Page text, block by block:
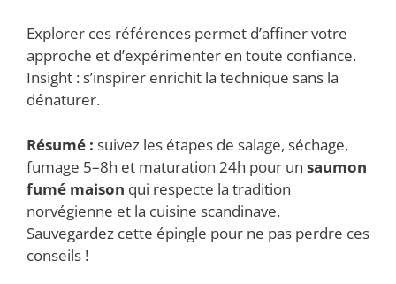
Explorer ces références permet d’affiner votre
approche et d’expérimenter en toute confiance.
Insight : s’inspirer enrichit la technique sans la
dénaturer.
Résumé : suivez les étapes de salage, séchage,
fumage 5–8h et maturation 24h pour un saumon
fumé maison qui respecte la tradition
norvégienne et la cuisine scandinave.
Sauvegardez cette épingle pour ne pas perdre ces
conseils !